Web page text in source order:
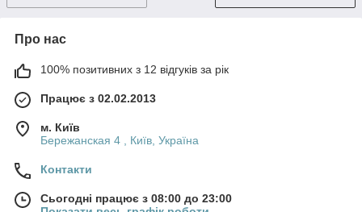
Про нас
100% позитивних з 12 відгуків за рік
Працює з 02.02.2013
м. Київ
Бережанская 4 , Київ, Україна
Контакти
Сьогодні працює з 08:00 до 23:00